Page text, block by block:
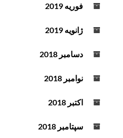
فوریه 2019
ژانویه 2019
دسامبر 2018
نوامبر 2018
اکتبر 2018
سپتامبر 2018